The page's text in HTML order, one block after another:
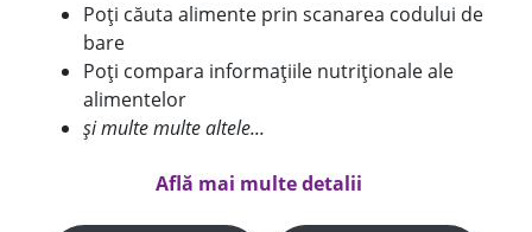
Poți căuta alimente prin scanarea codului de
bare
Poți compara informațiile nutriționale ale
alimentelor
și multe multe altele...
Află mai multe detalii